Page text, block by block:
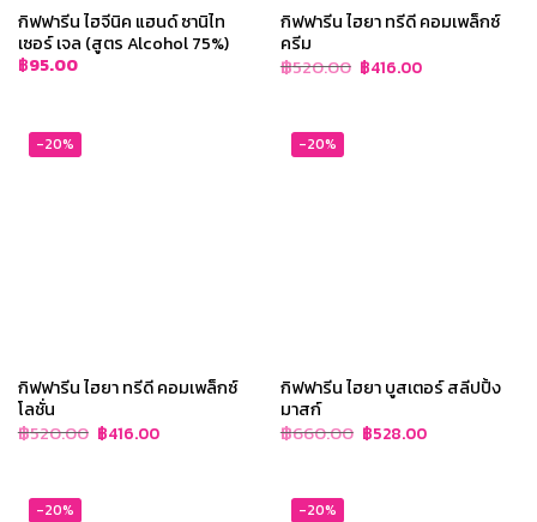
กิฟฟารีน ไฮจีนิค แฮนด์ ซานิไท
เซอร์ เจล (สูตร Alcohol 75%)
฿95.00
กิฟฟารีน ไฮยา ทรีดี คอมเพล็กซ์
ครีม
฿520.00 Original
price
฿416.00Current
price
-20%
กิฟฟารีน ไฮยา ทรีดี คอมเพล็กซ์
โลชั่น
฿520.00 Original
price
฿416.00Current
price
-20%
กิฟฟารีน ไฮยา บูสเตอร์ สลีปปิ้ง
มาสก์
฿660.00 Original
price
฿528.00Current
price
-20% -20%